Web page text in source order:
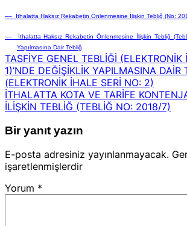
–– İthalatta Haksız Rekabetin Önlenmesine İlişkin Tebliğ (No:
–– İthalatta Haksız Rekabetin Önlenmesine İlişkin Tebliğ
Yapılmasına Dair Tebliğ
TASFİYE GENEL TEBLİĞİ (ELEKTRONİK
1)’NDE DEĞİŞİKLİK YAPILMASINA DAİR
(ELEKTRONİK İHALE SERİ NO: 2)
İTHALATTA KOTA VE TARİFE
İLİŞKİN TEBLİĞ (TEBLİĞ NO: 2018/7)
Bir yanıt yazın
E-posta adresiniz yayınlanmayacak.
işaretlenmişlerdir
Yorum *